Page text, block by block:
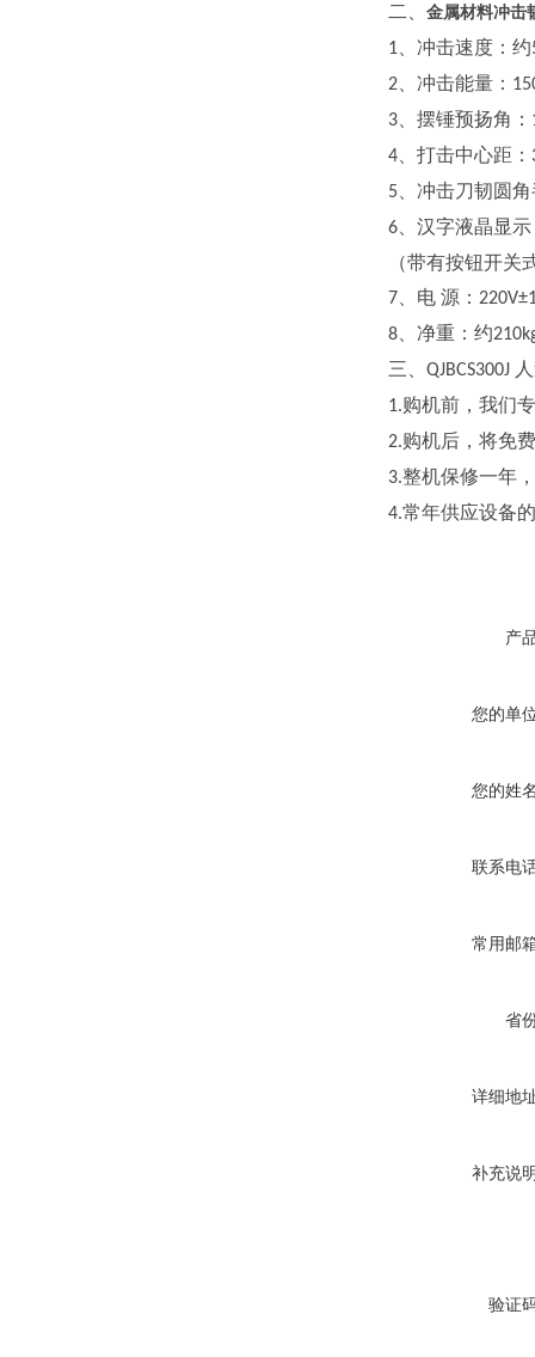
二、 金属材料冲击
1 、冲击速度：约
2 、冲击能量：
3 、摆锤预扬角：
4 、打击中心距：
5 、冲击刀韧圆
6 、汉字液晶显示
（带有按钮开关
7 、电 源：
8 、净重：约
三、 QJBCS300J
1.购机前，我们
2.购机后，将免
3.整机保修一年
4.常年供应设备
产
您的单
您的姓
联系电
常用邮
省
详细地
补充说
验证